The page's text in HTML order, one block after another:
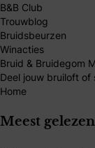
B&B Club
Trouwblog
Bruidsbeurzen
Winacties
Bruid & Bruidegom
Deel jouw bruiloft of
Home
Meest